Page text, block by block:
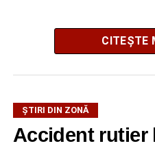
Festivalul este organizat de
Liberi, în parteneriat cu
CITEȘTE
ȘTIRI DIN ZONĂ
Accident rutier